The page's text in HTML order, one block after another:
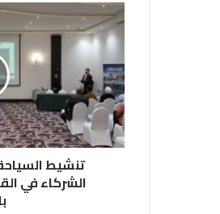
ت
ن
ش
ي
ط
ا
ل
س
ي
تنشيط
الشركاء في